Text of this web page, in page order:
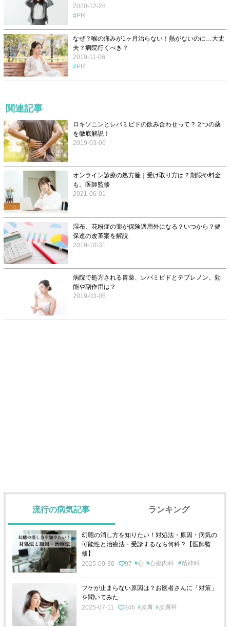
2020-12-28
PR
なぜ？喉の痛みが1ヶ月治らない！熱がないのに…大丈
夫？病院行くべき？
2019-11-06
PR
関連記事
ロキソニンとレバミピドの飲み合わせって？２つの薬
を徹底解説！
2019-03-06
オンライン診療の処方箋｜受け取り方は？期限や料金
も。医師監修
2021-06-01
湿布、花粉症の薬が保険適用外になる？いつから？健
保連の改革案を解説
2019-10-31
病院で処方される胃薬、レバミピドとテプレノン。効
能や副作用は？
2019-03-05
流行の病気記事 ランキング
幻聴の消し方を知りたい！対処法・原因・病気の
可能性と治療法・受診するなら何科？【医師監
修】
2025-09-30
97 心 心療内科 精神科
フケが止まらない原因は？お医者さんに「対策」
を聞いてみた
2025-07-11
346 皮膚 皮膚科